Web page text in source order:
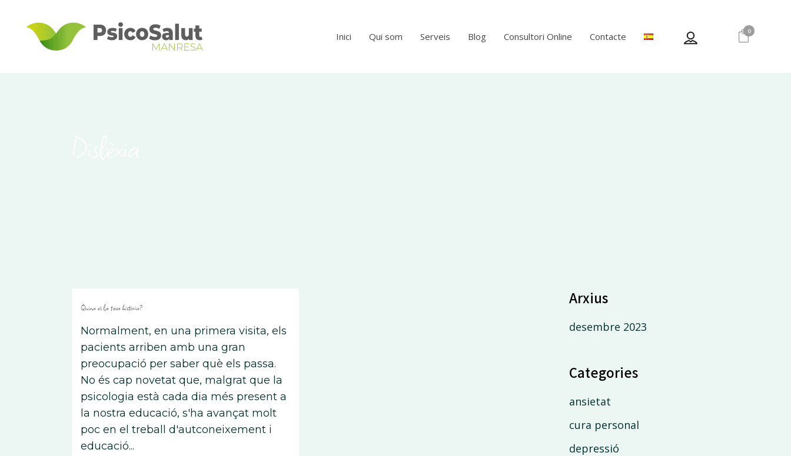
0
Inici Qui som Serveis Blog Consultori Online Contacte
Quina és la teva història?
Normalment, en una primera visita, els
pacients arriben amb una gran
preocupació per saber què els passa.
No és cap novetat que, malgrat que la
psicologia està cada dia més present a
la nostra educació, s'ha avançat molt
poc en el treball d'autconeixement i
educació...
Arxius
desembre 2023
Categories
ansietat
cura personal
depressió